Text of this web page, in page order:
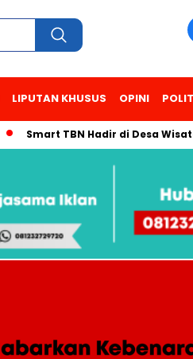
LIPUTAN KHUSUS OPINI
Smart TBN Hadir di Desa